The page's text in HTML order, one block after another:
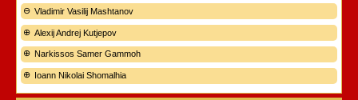
Vladimir Vasilij Mashtanov
Alexij Andrej Kutjepov
Narkissos Samer Gammoh
Ioann Nikolai Shomalhia